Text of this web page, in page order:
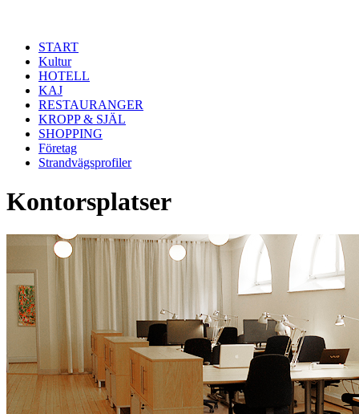
START
Kultur
HOTELL
KAJ
RESTAURANGER
KROPP & SJÄL
SHOPPING
Företag
Strandvägsprofiler
Kontorsplatser